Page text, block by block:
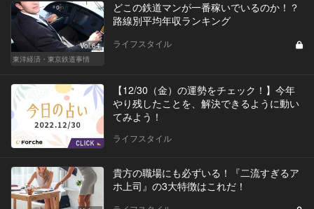
Vol.64
東洋経済・東京鉄道事情
どこの鉄道マンが一番稼いでいるのか！？
路線別平均年収ランキング
ライフスタイル
【12/30（金）の運勢をチェック！】今年
やり残したことを、解決できるように動い
てみよう！
ライフスタイル
貴方の職場にも必ずいる！『二流すぎるア
ホ上司』の3大特徴はこれだ！